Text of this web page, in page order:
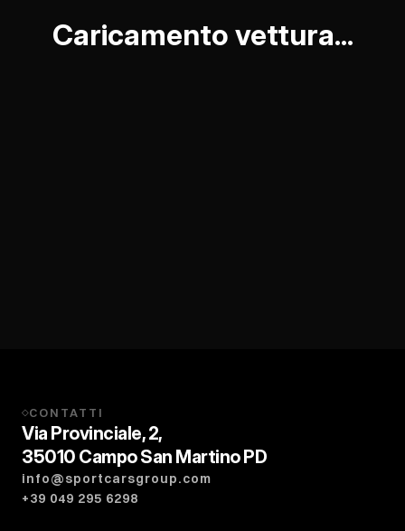
Caricamento vettura...
◇CONTATTI
Via Provinciale, 2,
35010 Campo San Martino PD
info@sportcarsgroup.com
+39 049 295 6298